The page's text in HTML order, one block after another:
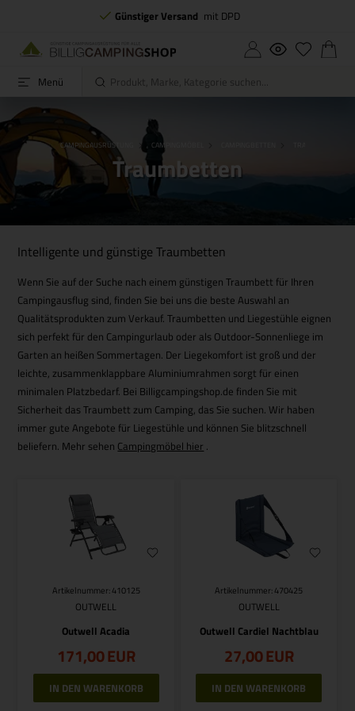
Günstiger Versand mit DPD
Menü
STARTSEITE CAMPINGAUSRÜSTUNG CAMPINGMÖBEL
Traumbetten
Intelligente und günstige Traumbetten
Wenn Sie auf der Suche nach einem günstigen Traumbett für Ihren
Campingausflug sind, finden Sie bei uns die beste Auswahl an
Qualitätsprodukten zum Verkauf. Traumbetten und Liegestühle eignen
sich perfekt für den Campingurlaub oder als Outdoor-Sonnenliege im
Garten an heißen Sommertagen. Der Liegekomfort ist groß und der
leichte, zusammenklappbare Aluminiumrahmen sorgt für einen
minimalen Platzbedarf. Bei Billigcampingshop.de finden Sie mit
Sicherheit das Traumbett zum Camping, das Sie suchen. Wir haben
immer gute Angebote für Liegestühle und können Sie blitzschnell
beliefern. Mehr sehen Campingmöbel hier .
Artikelnummer: 410125
OUTWELL
Outwell Acadia
171,00EUR
Artikelnummer: 470425
OUTWELL
Outwell Cardiel Nachtblau
27,00EUR